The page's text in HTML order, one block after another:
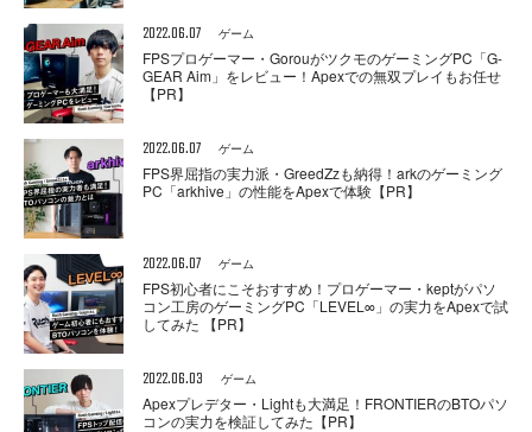
2022.06.07 ゲーム
FPSプロゲーマー・GorouがツクモのゲーミングPC「G-
GEAR Aim」をレビュー！Apexでの無双プレイもお任せ
【PR】
2022.06.07 ゲーム
FPS界屈指の実力派・GreedZzも納得！arkのゲーミング
PC「arkhive」の性能をApexで体験【PR】
2022.06.07 ゲーム
FPS初心者にこそおすすめ！プロゲーマー・keptがパソ
コン工房のゲーミングPC「LEVEL∞」の実力をApexで試
してみた 【PR】
2022.06.03 ゲーム
Apexプレデター・Lightも大満足！FRONTIERのBTOパソ
コンの実力を検証してみた【PR】